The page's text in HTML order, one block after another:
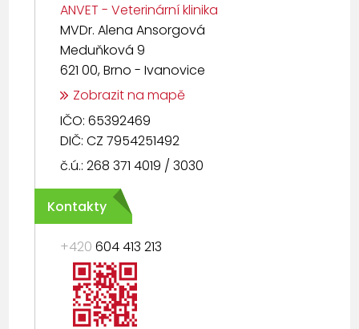
ANVET - Veterinární klinika
MVDr. Alena Ansorgová
Meduňková 9
621 00, Brno - Ivanovice
Zobrazit na mapě
IČO: 65392469
DIČ: CZ 7954251492
č.ú.: 268 371 4019 / 3030
Kontakty
+420 604 413 213